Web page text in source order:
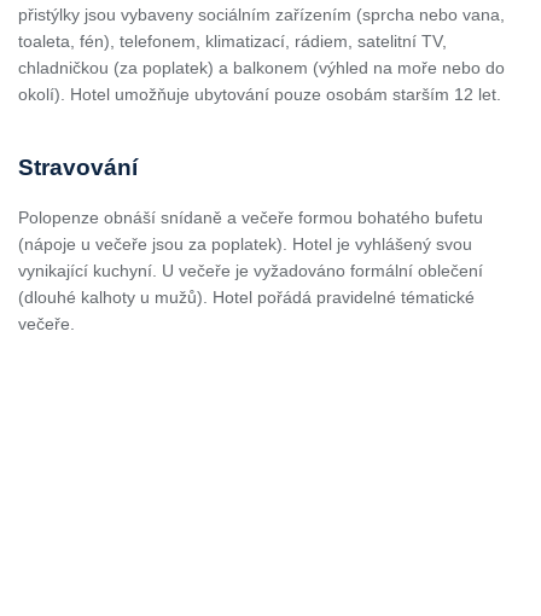
přistýlky jsou vybaveny sociálním zařízením (sprcha nebo vana,
toaleta, fén), telefonem, klimatizací, rádiem, satelitní TV,
chladničkou (za poplatek) a balkonem (výhled na moře nebo do
okolí). Hotel umožňuje ubytování pouze osobám starším 12 let.
Stravování
Polopenze obnáší snídaně a večeře formou bohatého bufetu
(nápoje u večeře jsou za poplatek). Hotel je vyhlášený svou
vynikající kuchyní. U večeře je vyžadováno formální oblečení
(dlouhé kalhoty u mužů). Hotel pořádá pravidelné tématické
večeře.